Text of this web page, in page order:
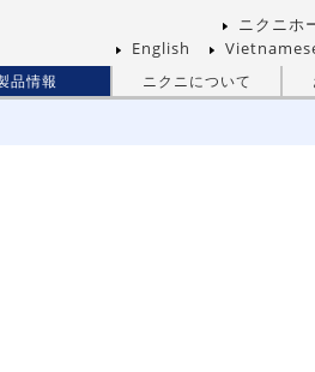
ニクニホ
English
品情報 ニクニについて